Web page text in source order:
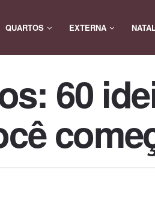
QUARTOS EXTERNA
60